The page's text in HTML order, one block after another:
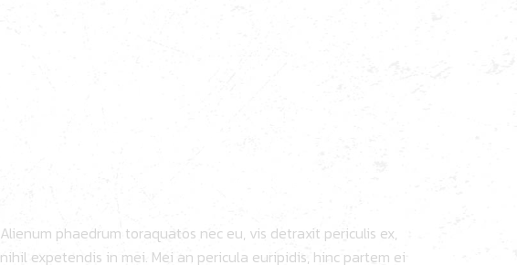
Alienum phaedrum toraquatos nec eu, vis detraxit periculis ex,
nihil expetendis in mei. Mei an pericula euripidis, hinc partem ei